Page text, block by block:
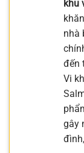
khu
nhà
đến
Vi
gây